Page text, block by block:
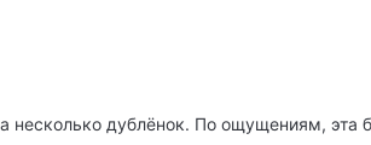
несколько дублёнок. По ощущениям, эта